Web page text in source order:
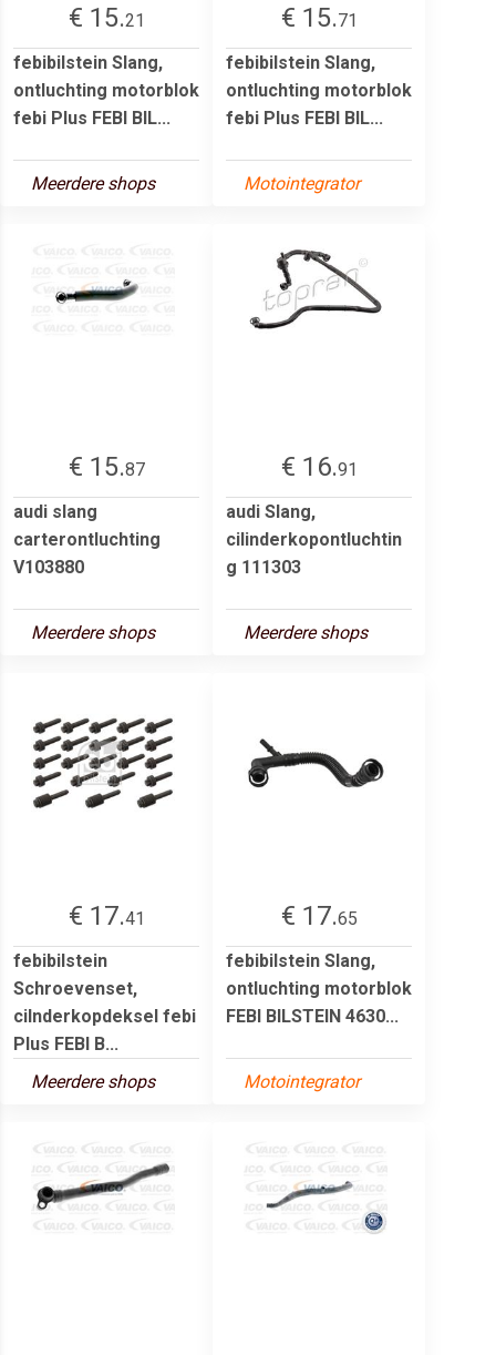
€ 15.21
febibilstein Slang,
ontluchting motorblok
febi Plus FEBI BIL...
Meerdere shops
€ 15.71
febibilstein Slang,
ontluchting motorblok
febi Plus FEBI BIL...
Motointegrator
€ 15.87
audi slang
carterontluchting
V103880
Meerdere shops
€ 16.91
audi Slang,
cilinderkopontluchtin
g 111303
Meerdere shops
€ 17.41
febibilstein
Schroevenset,
cilnderkopdeksel febi
Plus FEBI B...
Meerdere shops
€ 17.65
febibilstein Slang,
ontluchting motorblok
FEBI BILSTEIN 4630...
Motointegrator